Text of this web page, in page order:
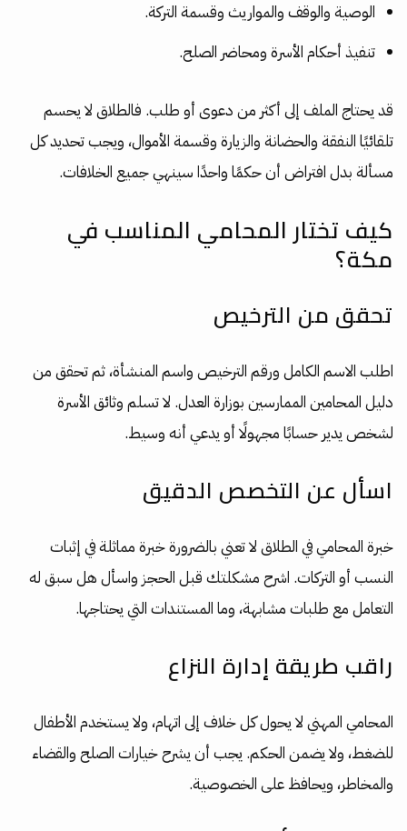
الوصية والوقف والمواريث وقسمة التركة.
تنفيذ أحكام الأسرة ومحاضر الصلح.
قد يحتاج الملف إلى أكثر من دعوى أو طلب. فالطلاق لا يحسم
تلقائيًا النفقة والحضانة والزيارة وقسمة الأموال، ويجب تحديد كل
مسألة بدل افتراض أن حكمًا واحدًا سينهي جميع الخلافات.
كيف تختار المحامي المناسب في
مكة؟
تحقق من الترخيص
اطلب الاسم الكامل ورقم الترخيص واسم المنشأة، ثم تحقق من
دليل المحامين الممارسين بوزارة العدل. لا تسلم وثائق الأسرة
لشخص يدير حسابًا مجهولًا أو يدعي أنه وسيط.
اسأل عن التخصص الدقيق
خبرة المحامي في الطلاق لا تعني بالضرورة خبرة مماثلة في إثبات
النسب أو التركات. اشرح مشكلتك قبل الحجز واسأل هل سبق له
التعامل مع طلبات مشابهة، وما المستندات التي يحتاجها.
راقب طريقة إدارة النزاع
المحامي المهني لا يحول كل خلاف إلى اتهام، ولا يستخدم الأطفال
للضغط، ولا يضمن الحكم. يجب أن يشرح خيارات الصلح والقضاء
والمخاطر، ويحافظ على الخصوصية.